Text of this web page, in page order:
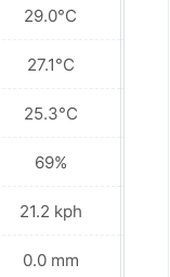
29.0°C
27.1°C
25.3°C
69%
21.2 kph
0.0 mm